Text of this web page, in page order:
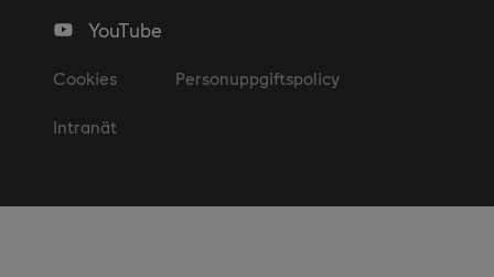
YouTube
Cookies Personuppgiftspolicy
Intranät